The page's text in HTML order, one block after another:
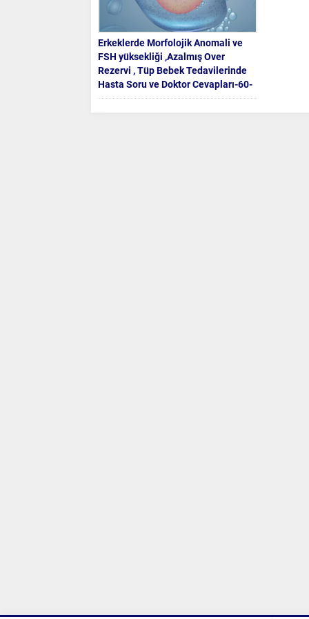
Erkeklerde Morfolojik Anomali ve
FSH yüksekliği ,Azalmış Over
Rezervi , Tüp Bebek Tedavilerinde
Hasta Soru ve Doktor Cevapları-60-
Erkeklerde Morfolojik Anomali
ve FSH yüksekliği ,Azalmış